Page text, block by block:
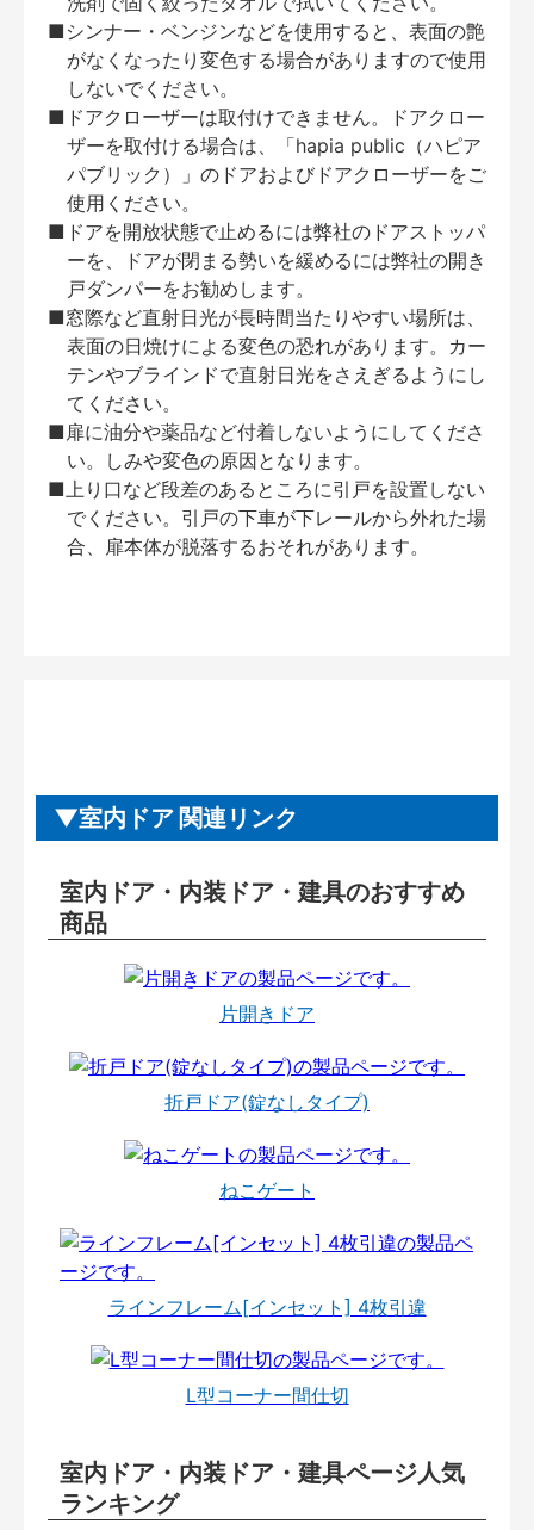
■シンナー・ベンジンなどを使用すると、表面の艶
がなくなったり変色する場合がありますので使用
しないでください。
■ドアクローザーは取付けできません。ドアクロー
ザーを取付ける場合は、「hapia public（ハピア
パブリック）」のドアおよびドアクローザーをご
使用ください。
■ドアを開放状態で止めるには弊社のドアストッパ
ーを、ドアが閉まる勢いを緩めるには弊社の開き
戸ダンパーをお勧めします。
■窓際など直射日光が長時間当たりやすい場所は、
表面の日焼けによる変色の恐れがあります。カー
テンやブラインドで直射日光をさえぎるようにし
てください。
■扉に油分や薬品など付着しないようにしてくださ
い。しみや変色の原因となります。
■上り口など段差のあるところに引戸を設置しない
でください。引戸の下車が下レールから外れた場
合、扉本体が脱落するおそれがあります。
室内ドア 関連リンク
室内ドア・内装ドア・建具のおすすめ
商品
片開きドア
折戸ドア(錠なしタイプ)
ねこゲート
ラインフレーム[インセット] 4枚引違
L型コーナー間仕切
室内ドア・内装ドア・建具ページ人気
ランキング